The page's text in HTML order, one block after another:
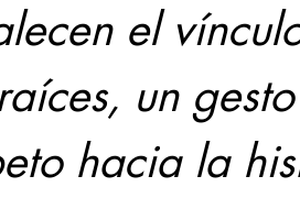
el
un
hacia la